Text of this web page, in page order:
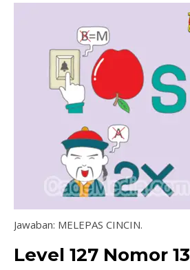
Jawaban: MELEPAS CINCIN.
Level 127 Nomor 13